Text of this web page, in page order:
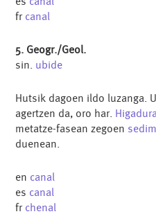
fr canal
5. Geogr./Geol.
sin. ubide
Hutsik dagoen ildo luzanga.
agertzen da, oro har.
metatze-fasean zegoen
duenean.
en canal
es canal
fr chenal